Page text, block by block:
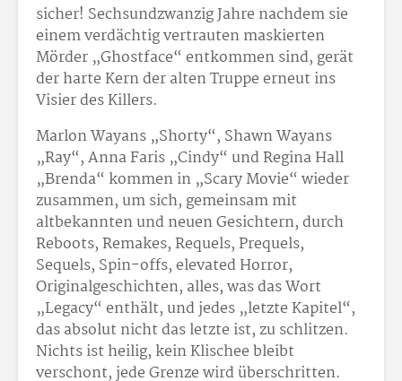
sicher! Sechsundzwanzig Jahre nachdem sie
einem verdächtig vertrauten maskierten
Mörder „Ghostface“ entkommen sind, gerät
der harte Kern der alten Truppe erneut ins
Visier des Killers.
Marlon Wayans „Shorty“, Shawn Wayans
„Ray“, Anna Faris „Cindy“ und Regina Hall
„Brenda“ kommen in „Scary Movie“ wieder
zusammen, um sich, gemeinsam mit
altbekannten und neuen Gesichtern, durch
Reboots, Remakes, Requels, Prequels,
Sequels, Spin-offs, elevated Horror,
Originalgeschichten, alles, was das Wort
„Legacy“ enthält, und jedes „letzte Kapitel“,
das absolut nicht das letzte ist, zu schlitzen.
Nichts ist heilig, kein Klischee bleibt
verschont, jede Grenze wird überschritten.